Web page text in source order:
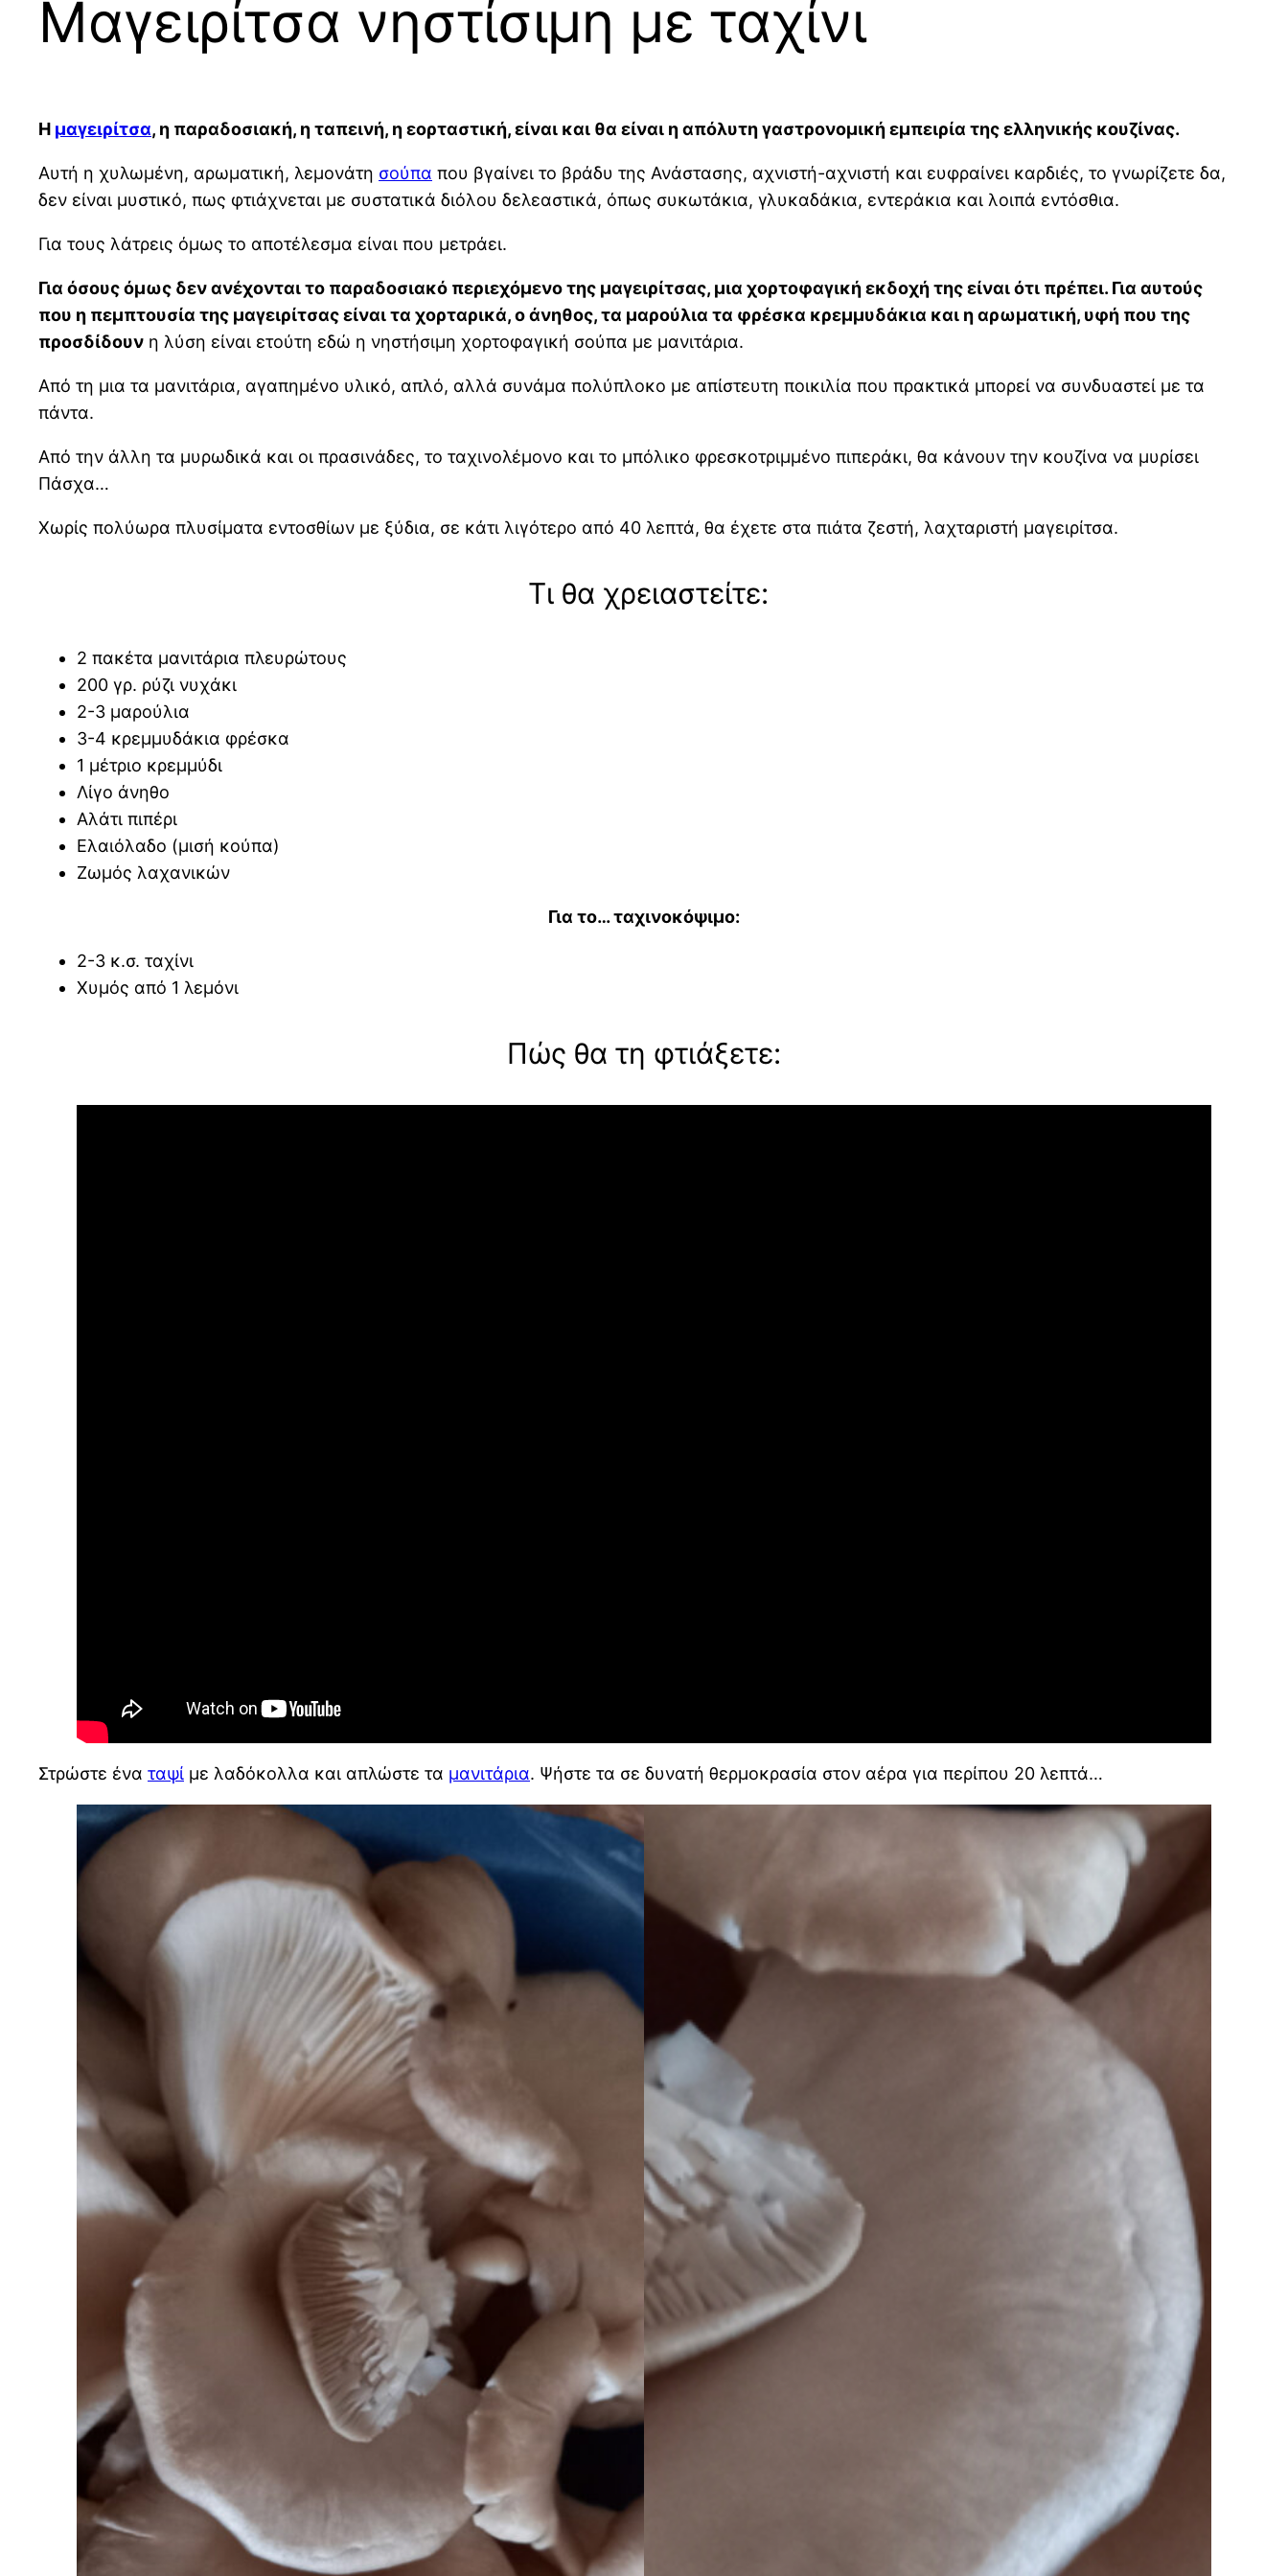
Μαγειρίτσα νηστίσιμη με ταχίνι
Η μαγειρίτσα, η παραδοσιακή, η ταπεινή, η εορταστική, είναι και θα είναι η απόλυτη γαστρονομική εμπειρία της ελληνικής κουζίνας.
Αυτή η χυλωμένη, αρωματική, λεμονάτη σούπα που βγαίνει το βράδυ της Ανάστασης, αχνιστή-αχνιστή και ευφραίνει καρδιές, το γνωρίζετε δα,
δεν είναι μυστικό, πως φτιάχνεται με συστατικά διόλου δελεαστικά, όπως συκωτάκια, γλυκαδάκια, εντεράκια και λοιπά εντόσθια.
Για τους λάτρεις όμως το αποτέλεσμα είναι που μετράει.
Για όσους όμως δεν ανέχονται το παραδοσιακό περιεχόμενο της μαγειρίτσας, μια χορτοφαγική εκδοχή της είναι ότι πρέπει. Για αυτούς
που η πεμπτουσία της μαγειρίτσας είναι τα χορταρικά, ο άνηθος, τα μαρούλια τα φρέσκα κρεμμυδάκια και η αρωματική, υφή που της
προσδίδουν η λύση είναι ετούτη εδώ η νηστήσιμη χορτοφαγική σούπα με μανιτάρια.
Από τη μια τα μανιτάρια, αγαπημένο υλικό, απλό, αλλά συνάμα πολύπλοκο με απίστευτη ποικιλία που πρακτικά μπορεί να συνδυαστεί με τα
πάντα.
Από την άλλη τα μυρωδικά και οι πρασινάδες, το ταχινολέμονο και το μπόλικο φρεσκοτριμμένο πιπεράκι, θα κάνουν την κουζίνα να μυρίσει
Πάσχα…
Χωρίς πολύωρα πλυσίματα εντοσθίων με ξύδια, σε κάτι λιγότερο από 40 λεπτά, θα έχετε στα πιάτα ζεστή, λαχταριστή μαγειρίτσα.
Τι θα χρειαστείτε:
2 πακέτα μανιτάρια πλευρώτους
200 γρ. ρύζι νυχάκι
2-3 μαρούλια
3-4 κρεμμυδάκια φρέσκα
1 μέτριο κρεμμύδι
Λίγο άνηθο
Αλάτι πιπέρι
Ελαιόλαδο (μισή κούπα)
Ζωμός λαχανικών
Για το… ταχινοκόψιμο:
2-3 κ.σ. ταχίνι
Χυμός από 1 λεμόνι
Πώς θα τη φτιάξετε:
Στρώστε ένα ταψί με λαδόκολλα και απλώστε τα μανιτάρια. Ψήστε τα σε δυνατή θερμοκρασία στον αέρα για περίπου 20 λεπτά…